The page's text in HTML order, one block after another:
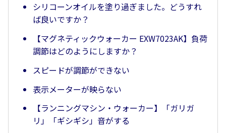
シリコーンオイルを塗り過ぎました。どうすれ
ば良いですか？
【マグネティックウォーカー EXW7023AK】負荷
調節はどのようにしますか？
スピードが調節ができない
表示メーターが映らない
【ランニングマシン・ウォーカー】「ガリガ
リ」「ギシギシ」音がする